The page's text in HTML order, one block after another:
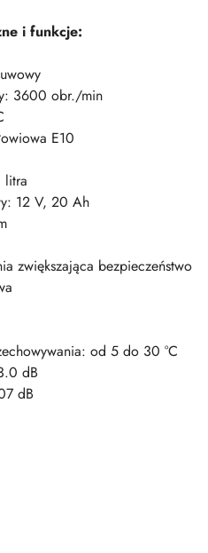
i funkcje:
3600 obr./min
E10
litra
12 V, 20 Ah
zwiększająca bezpieczeństwo
od 5 do 30 °C
dB
dB